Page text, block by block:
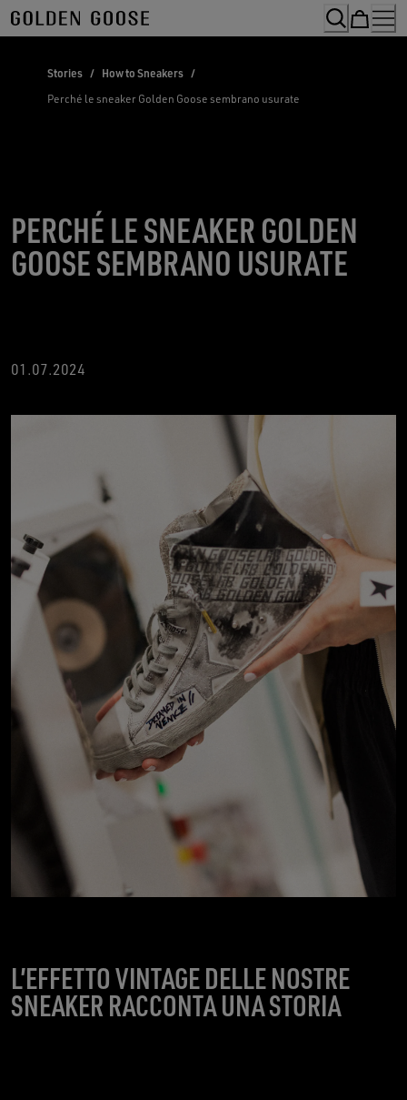
Skip
to
Stories / How to Sneakers /
Perché le sneaker Golden Goose sembrano usurate
PERCHÉ LE SNEAKER GOLDEN
GOOSE SEMBRANO USURATE
01.07.2024
L’EFFETTO VINTAGE DELLE NOSTRE
SNEAKER RACCONTA UNA STORIA